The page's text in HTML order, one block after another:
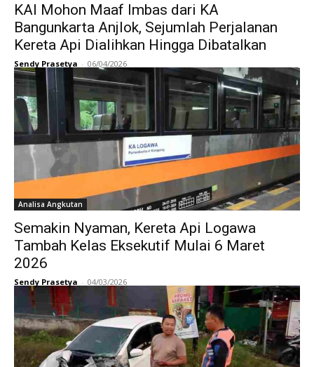
KAI Mohon Maaf Imbas dari KA
Bangunkarta Anjlok, Sejumlah Perjalanan
Kereta Api Dialihkan Hingga Dibatalkan
Sendy Prasetya - 06/04/2026
Analisa Angkutan
Semakin Nyaman, Kereta Api Logawa
Tambah Kelas Eksekutif Mulai 6 Maret
2026
Sendy Prasetya - 04/03/2026